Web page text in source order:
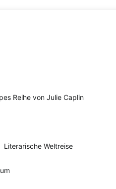
Reihe von Julie Caplin
Literarische Weltreise